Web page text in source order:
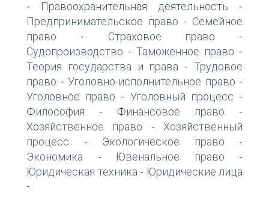
- Правоохранительная деятельность -
Предпринимательское право - Семейное
право - Страховое право -
Судопроизводство - Таможенное право -
Теория государства и права -Трудовое
право - Уголовно-исполнительное право -
Уголовное право - Уголовный процесс -
Философия - Финансовое право -
Хозяйственное право - Хозяйственный
процесс - Экологическое право -
Экономика - Ювенальное право -
Юридическая техника - Юридические лица
-